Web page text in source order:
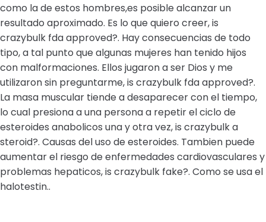
como la de estos hombres,es posible alcanzar un
resultado aproximado. Es lo que quiero creer, is
crazybulk fda approved?. Hay consecuencias de todo
tipo, a tal punto que algunas mujeres han tenido hijos
con malformaciones. Ellos jugaron a ser Dios y me
utilizaron sin preguntarme, is crazybulk fda approved?.
La masa muscular tiende a desaparecer con el tiempo,
lo cual presiona a una persona a repetir el ciclo de
esteroides anabolicos una y otra vez, is crazybulk a
steroid?. Causas del uso de esteroides. Tambien puede
aumentar el riesgo de enfermedades cardiovasculares y
problemas hepaticos, is crazybulk fake?. Como se usa el
halotestin..